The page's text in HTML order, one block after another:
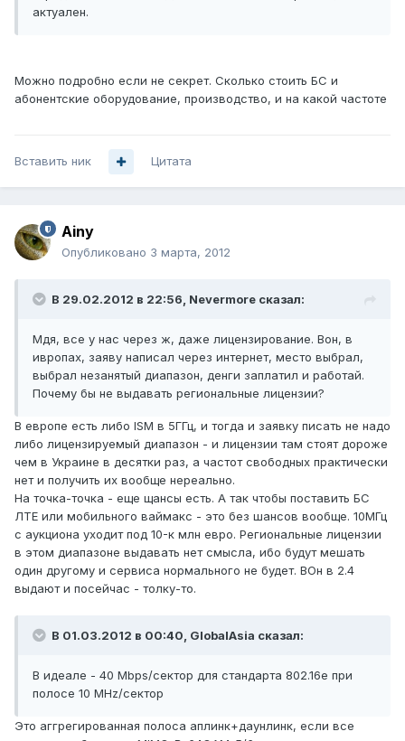
актуален.
Можно подробно если не секрет. Сколько стоить БС и
абонентские оборудование, производство, и на какой частоте
Вставить ник Цитата
Ainy
Опубликовано 3 марта, 2012
В 29.02.2012 в 22:56, Nevermore сказал:
Мдя, все у нас через ж, даже лицензирование. Вон, в
ивропах, заяву написал через интернет, место выбрал,
выбрал незанятый диапазон, денги заплатил и работай.
Почему бы не выдавать региональные лицензии?
В европе есть либо ISM в 5ГГц, и тогда и заявку писать не надо
либо лицензируемый диапазон - и лицензии там стоят дороже
чем в Украине в десятки раз, а частот свободных практически
нет и получить их вообще нереально.
На точка-точка - еще щансы есть. А так чтобы поставить БС
ЛТЕ или мобильного ваймакс - это без шансов вообще. 10МГц
с аукциона уходит под 10-к млн евро. Региональные лицензии
в этом диапазоне выдавать нет смысла, ибо будут мешать
один другому и сервиса нормального не будет. ВОн в 2.4
выдают и посейчас - толку-то.
В 01.03.2012 в 00:40, GlobalAsia сказал:
В идеале - 40 Mbps/сектор для стандарта 802.16е при
полосе 10 MHz/сектор
Это аггрегированная полоса аплинк+даунлинк, если все